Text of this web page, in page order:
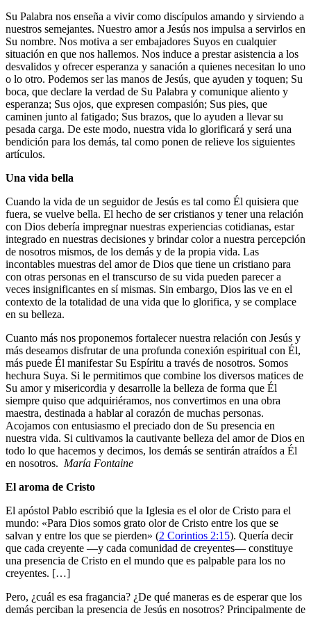
Su Palabra nos enseña a vivir como discípulos amando y sirviendo a
nuestros semejantes. Nuestro amor a Jesús nos impulsa a servirlos en
Su nombre. Nos motiva a ser embajadores Suyos en cualquier
situación en que nos hallemos. Nos induce a prestar asistencia a los
desvalidos y ofrecer esperanza y sanación a quienes necesitan lo uno
o lo otro. Podemos ser las manos de Jesús, que ayuden y toquen; Su
boca, que declare la verdad de Su Palabra y comunique aliento y
esperanza; Sus ojos, que expresen compasión; Sus pies, que
caminen junto al fatigado; Sus brazos, que lo ayuden a llevar su
pesada carga. De este modo, nuestra vida lo glorificará y será una
bendición para los demás, tal como ponen de relieve los siguientes
artículos.
Una vida bella
Cuando la vida de un seguidor de Jesús es tal como Él quisiera que
fuera, se vuelve bella. El hecho de ser cristianos y tener una relación
con Dios debería impregnar nuestras experiencias cotidianas, estar
integrado en nuestras decisiones y brindar color a nuestra percepción
de nosotros mismos, de los demás y de la propia vida. Las
incontables muestras del amor de Dios que tiene un cristiano para
con otras personas en el transcurso de su vida pueden parecer a
veces insignificantes en sí mismas. Sin embargo, Dios las ve en el
contexto de la totalidad de una vida que lo glorifica, y se complace
en su belleza.
Cuanto más nos proponemos fortalecer nuestra relación con Jesús y
más deseamos disfrutar de una profunda conexión espiritual con Él,
más puede Él manifestar Su Espíritu a través de nosotros. Somos
hechura Suya. Si le permitimos que combine los diversos matices de
Su amor y misericordia y desarrolle la belleza de forma que Él
siempre quiso que adquiriéramos, nos convertimos en una obra
maestra, destinada a hablar al corazón de muchas personas.
Acojamos con entusiasmo el preciado don de Su presencia en
nuestra vida. Si cultivamos la cautivante belleza del amor de Dios en
todo lo que hacemos y decimos, los demás se sentirán atraídos a Él
en nosotros. María Fontaine
El aroma de Cristo
El apóstol Pablo escribió que la Iglesia es el olor de Cristo para el
mundo: «Para Dios somos grato olor de Cristo entre los que se
salvan y entre los que se pierden» (2 Corintios 2:15). Quería decir
que cada creyente —y cada comunidad de creyentes— constituye
una presencia de Cristo en el mundo que es palpable para los no
creyentes. […]
Pero, ¿cuál es esa fragancia? ¿De qué maneras es de esperar que los
demás perciban la presencia de Jesús en nosotros? Principalmente de